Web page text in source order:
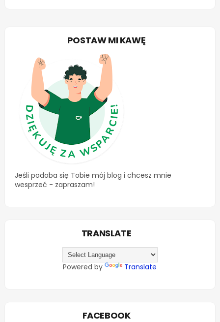
POSTAW MI KAWĘ
Jeśli podoba się Tobie mój blog i chcesz mnie
wesprzeć - zapraszam!
TRANSLATE
Powered by Translate
FACEBOOK